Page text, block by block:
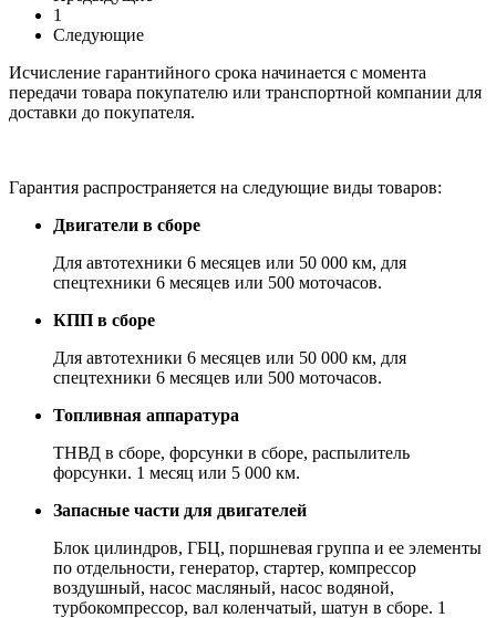
1
Следующие
Исчисление гарантийного срока начинается с момента
передачи товара покупателю или транспортной компании для
доставки до покупателя.
Гарантия распространяется на следующие виды товаров:
Двигатели в сборе
Для автотехники 6 месяцев или 50 000 км, для
спецтехники 6 месяцев или 500 моточасов.
КПП в сборе
Для автотехники 6 месяцев или 50 000 км, для
спецтехники 6 месяцев или 500 моточасов.
Топливная аппаратура
ТНВД в сборе, форсунки в сборе, распылитель
форсунки. 1 месяц или 5 000 км.
Запасные части для двигателей
Блок цилиндров, ГБЦ, поршневая группа и ее элементы
по отдельности, генератор, стартер, компрессор
воздушный, насос масляный, насос водяной,
турбокомпрессор, вал коленчатый, шатун в сборе. 1